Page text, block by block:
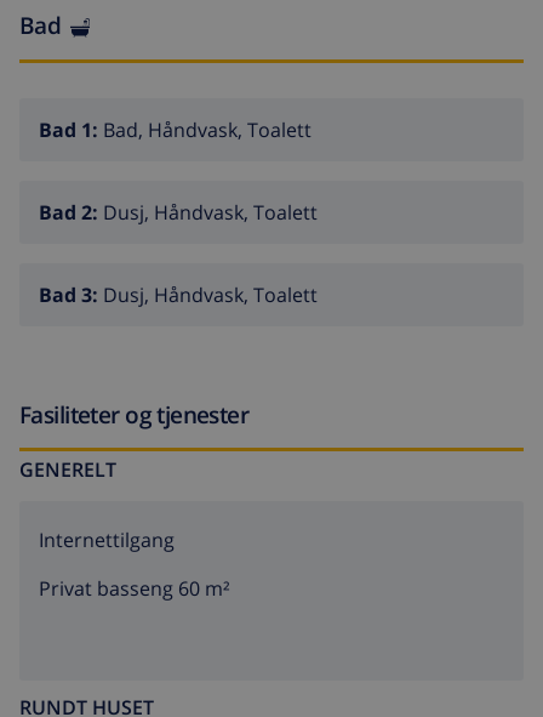
Bad
Bad 1: Bad, Håndvask, Toalett
Bad 2: Dusj, Håndvask, Toalett
Bad 3: Dusj, Håndvask, Toalett
Fasiliteter og tjenester
GENERELT
Internettilgang
Privat basseng 60 m²
RUNDT HUSET